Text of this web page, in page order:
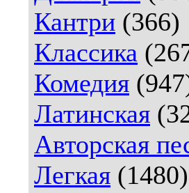
Кантри (366)
Классика
Комедия
Латинская
Авторская
Легкая (1480)